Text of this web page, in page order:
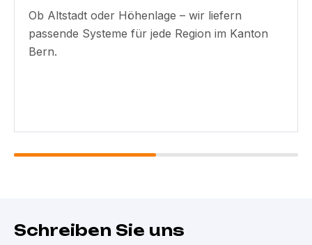
Ob Altstadt oder Höhenlage – wir liefern
passende Systeme für jede Region im Kanton
Bern.
Schreiben Sie uns